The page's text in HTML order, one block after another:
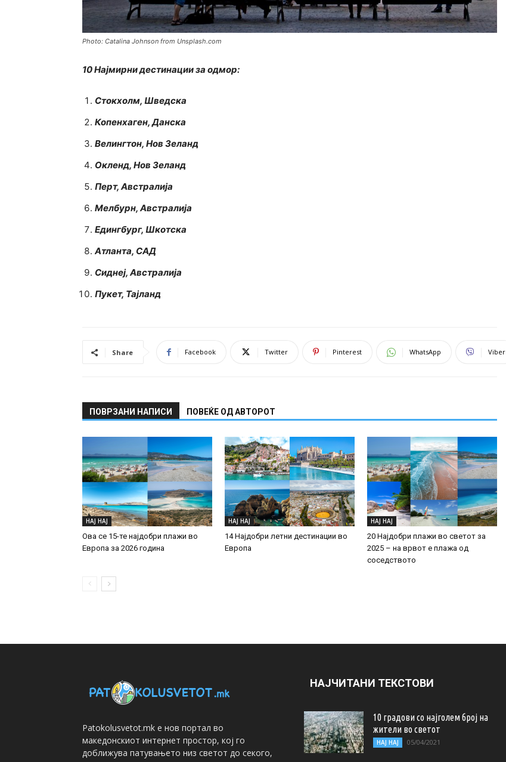
Photo: Catalina Johnson from Unsplash.com
10 Најмирни дестинации за одмор:
Стокхолм, Шведска
Копенхаген, Данска
Велингтон, Нов Зеланд
Окленд, Нов Зеланд
Перт, Австралија
Мелбурн, Австралија
Едингбург, Шкотска
Атланта, САД
Сиднеј, Австралија
Пукет, Тајланд
Share Facebook Twitter Pinterest WhatsApp Viber
ПОВРЗАНИ НАПИСИ ПОВЕЌЕ ОД АВТОРОТ
НАЈ НАЈ
Ова се 15-те најдобри плажи во
Европа за 2026 година
НАЈ НАЈ
14 Најдобри летни дестинации во
Европа
НАЈ НАЈ
20 Најдобри плажи во светот за
2025 – на врвот е плажа од
соседството
Patokolusvetot.mk е нов портал во
македонскиот интернет простор, кој го
доближува патувањето низ светот до секого,
НАЈЧИТАНИ ТЕКСТОВИ
10 градови со најголем број на
жители во светот
НАЈ НАЈ 05/04/2021